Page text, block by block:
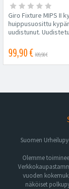
Giro Fixture MIPS II
huippusuosittu
uudistunut.
99,90 € 109,90 €
Suomen
Olemme
vuoden
näköiset